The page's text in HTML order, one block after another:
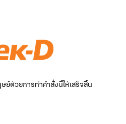
ย์ด้วยการทำคำสั่งนี้ให้เสร็จสิ้น